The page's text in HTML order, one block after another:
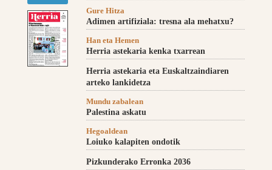
Gure Hitza
Adimen artifiziala: tresna ala mehatxu?
Han eta Hemen
Herria astekaria kenka txarrean
Herria astekaria eta Euskaltzaindiaren
arteko lankidetza
Mundu zabalean
Palestina askatu
Hegoaldean
Loiuko kalapiten ondotik
Pizkunderako Erronka 2036